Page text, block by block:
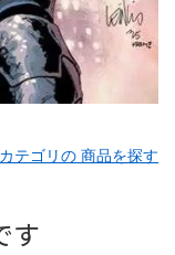
テゴリの 商品を探す
す